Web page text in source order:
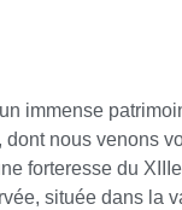
immense
dont nous venons
forteresse du
située dans la